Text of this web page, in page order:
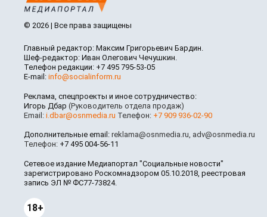
© 2026 | Все права защищены
Главный редактор: Максим Григорьевич Бардин.
Шеф-редактор: Иван Олегович Чечушкин.
Телефон редакции: +7 495 795-53-05
E-mail: info@socialinform.ru
Реклама, спецпроекты и иное сотрудничество:
Игорь Дбар (Руководитель отдела продаж)
Email: i.dbar@osnmedia.ru Телефон: +7 909 936-02-90
Дополнительные email: reklama@osnmedia.ru, adv@osnmedia.ru
Телефон: +7 495 004-56-11
Сетевое издание Медиапортал "Социальные новости"
зарегистрировано Роскомнадзором 05.10.2018, реестровая
запись ЭЛ № ФС77-73824.
18+